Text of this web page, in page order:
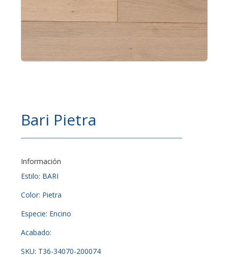
Bari Pietra
Información
Estilo: BARI
Color: Pietra
Especie: Encino
Acabado:
SKU: T36-34070-200074